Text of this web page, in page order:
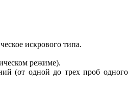
искрового типа.
режиме).
(от одной до трех проб